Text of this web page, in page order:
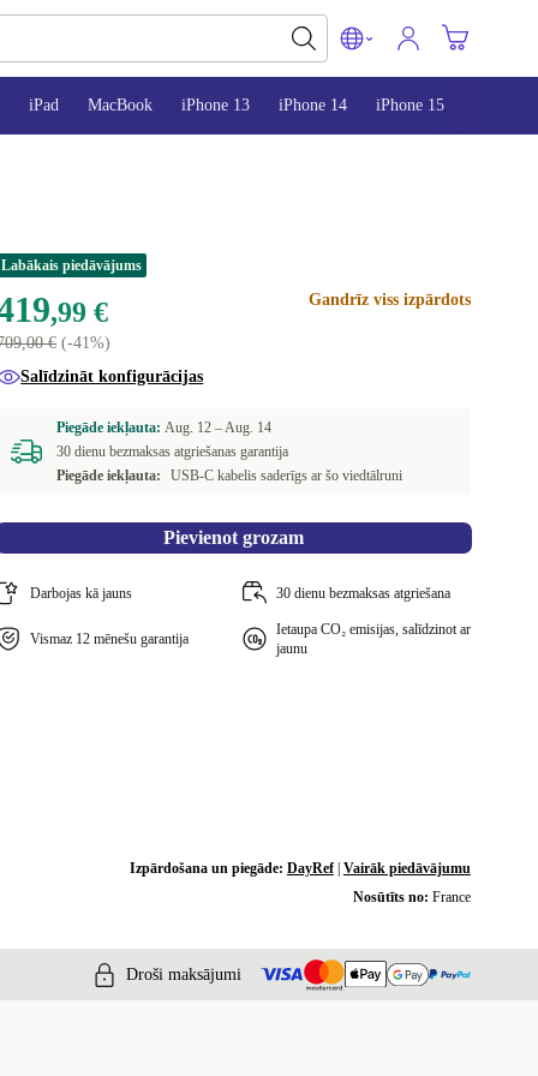
iPad MacBook iPhone 13 iPhone 14 iPhone 15
Labākais piedāvājums
,99 €
€(-41%)
Gandrīz viss izpārdots
Salīdzināt konfigurācijas
Piegāde iekļauta:Aug. 12 –Aug. 14
30 dienu bezmaksas atgriešanas garantija
Piegāde iekļauta:
USB-C kabelis saderīgs ar šo viedtālruni
Pievienot grozam
Darbojas kā jauns 30 dienu bezmaksas atgriešana
Vismaz 12 mēnešu garantija
Ietaupa CO₂ emisijas, salīdzinot ar
jaunu
Izpārdošana un piegāde: DayRef| Vairāk piedāvājumu
Nosūtīts no: France
Droši maksājumi